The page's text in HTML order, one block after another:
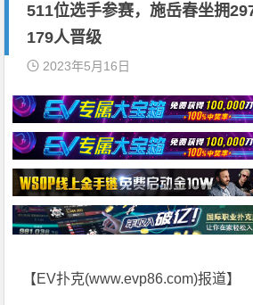
511位选手参赛，施岳春坐拥
179人晋级
2023年5月16日
【EV扑克(www.evp86.com)报道】